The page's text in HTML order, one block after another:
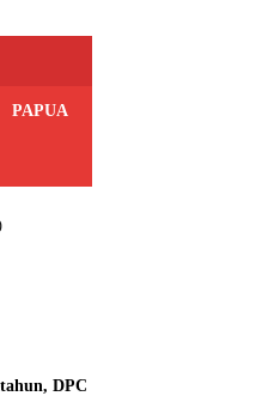
PAPUA
DPC